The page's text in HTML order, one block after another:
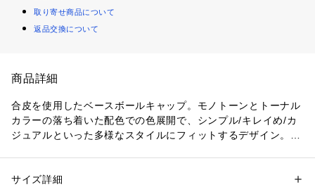
取り寄せ商品について
返品交換について
商品詳細
合皮を使用したベースボールキャップ。モノトーンとトーナル
カラーの落ち着いた配色での色展開で、シンプル/キレイめ/カ
ジュアルといった多様なスタイルにフィットするデザイン。日
性別：レディース
サイズ詳細